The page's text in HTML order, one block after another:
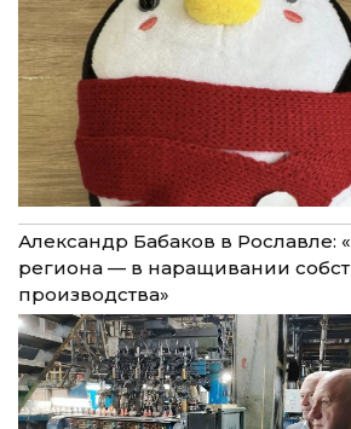
Александр Бабаков в Рославле:
региона — в наращивании
производства»